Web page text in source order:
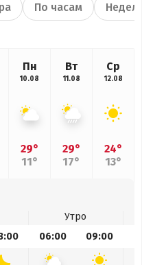
По часам
Пн
10.08
29°
11°
Вт
11.08
29°
17°
Ср
12.08
24°
13°
Утро
06:00 09:00